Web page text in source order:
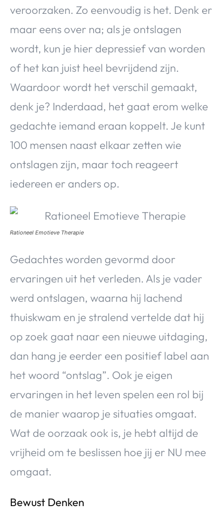
veroorzaken. Zo eenvoudig is het. Denk er
maar eens over na; als je ontslagen
wordt, kun je hier depressief van worden
of het kan juist heel bevrijdend zijn.
Waardoor wordt het verschil gemaakt,
denk je? Inderdaad, het gaat erom welke
gedachte iemand eraan koppelt. Je kunt
100 mensen naast elkaar zetten wie
ontslagen zijn, maar toch reageert
iedereen er anders op.
Rationeel Emotieve Therapie
Gedachtes worden gevormd door
ervaringen uit het verleden. Als je vader
werd ontslagen, waarna hij lachend
thuiskwam en je stralend vertelde dat hij
op zoek gaat naar een nieuwe uitdaging,
dan hang je eerder een positief label aan
het woord “ontslag”. Ook je eigen
ervaringen in het leven spelen een rol bij
de manier waarop je situaties omgaat.
Wat de oorzaak ook is, je hebt altijd de
vrijheid om te beslissen hoe jij er NU mee
omgaat.
Bewust Denken